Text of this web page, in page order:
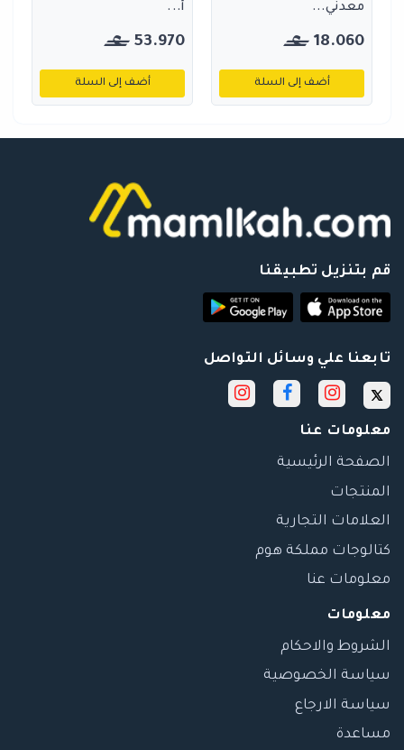
معدني...
18.060
أضف إلى السلة
أ...
53.970
أضف إلى السلة
قم بتنزيل تطبيقنا
تابعنا علي وسائل التواصل
معلومات عنا
الصفحة الرئيسية
المنتجات
العلامات التجارية
كتالوجات مملكة هوم
معلومات عنا
معلومات
الشروط والاحكام
سياسة الخصوصية
سياسة الارجاع
مساعدة